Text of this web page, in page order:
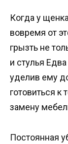
Когда у
вовремя от
грызть не
и стулья
уделив ему
готовиться к
замену
Постоянная